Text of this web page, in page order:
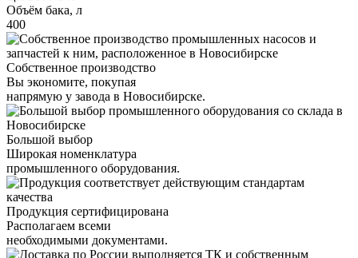
Объём бака, л
400
Собственное производство
Вы экономите, покупая
напрямую у завода в Новосибирске.
Большой выбор
Широкая номенклатура
промышленного оборудования.
Продукция сертифицирована
Располагаем всеми
необходимыми документами.